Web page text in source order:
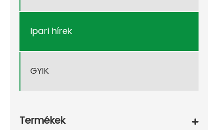
Ipari hírek
GYIK
Termékek